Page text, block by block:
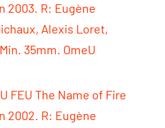
2003. R: Eugène
Alexis Loret,
35mm. OmeU
FEU The Name of Fire
2002. R: Eugène